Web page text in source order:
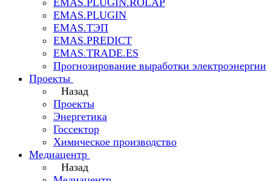
EMAS.PLUGIN.ROLAP
EMAS.PLUGIN
EMAS.ТЭП
EMAS.PREDICT
EMAS.TRADE.ES
Прогнозирование выработки электроэнергии
Проекты
Назад
Проекты
Энергетика
Госсектор
Химическое производство
Медиацентр
Назад